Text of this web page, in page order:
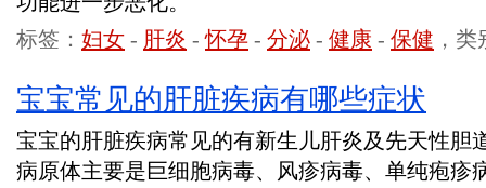
标签： 妇女 - 肝炎 -怀孕 - 分泌 - 健康 - 保健 ，
宝宝常见的肝脏疾病有哪些症状
宝宝的肝脏疾病常见的有新生儿肝炎及先天性胆
病原体主要是巨细胞病毒、风疹病毒、单纯疱疹